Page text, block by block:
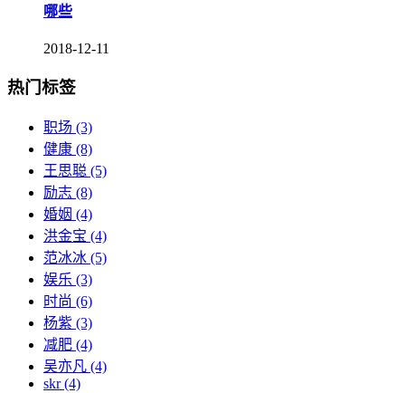
哪些
2018-12-11
热门标签
职场 (3)
健康 (8)
王思聪 (5)
励志 (8)
婚姻 (4)
洪金宝 (4)
范冰冰 (5)
娱乐 (3)
时尚 (6)
杨紫 (3)
减肥 (4)
吴亦凡 (4)
skr(4)